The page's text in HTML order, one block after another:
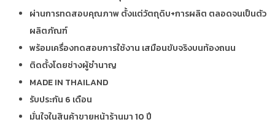
ผ่านการทดสอบคุณภาพ ตั้งแต่วัตถุดิบ+การผลิต ตลอดจนเป็นตัว
ผลิตภัณฑ์
พร้อมเครื่องทดสอบการใช้งาน เสมือนขับจริงบนท้องถนน
ติดตั้งโดยช่างผู้ชำนาญ
MADE IN THAILAND
รับประกัน 6 เดือน
มั่นใจในสินค้าขายหน้าร้านมา 10 ปี